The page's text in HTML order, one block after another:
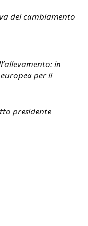
del cambiamento
in
per il
presidente